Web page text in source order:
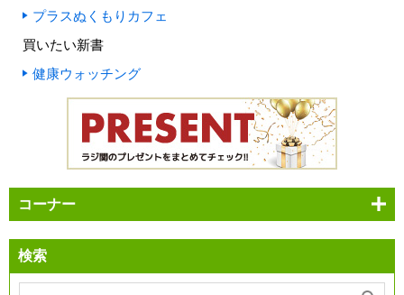
プラスぬくもりカフェ
買いたい新書
健康ウォッチング
コーナー
検索